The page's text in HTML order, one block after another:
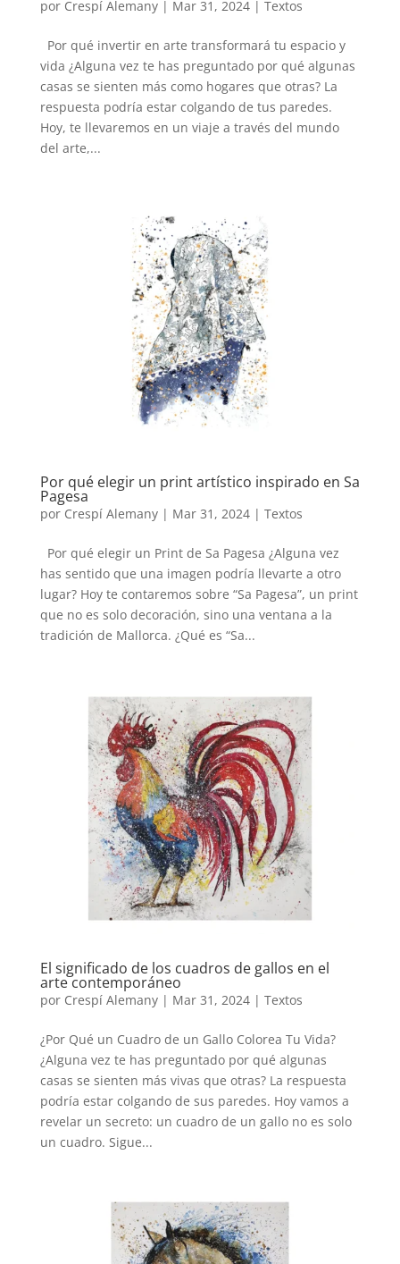
por Crespí Alemany| Mar 31, 2024| Textos
Por qué invertir en arte transformará tu espacio y
vida ¿Alguna vez te has preguntado por qué algunas
casas se sienten más como hogares que otras? La
respuesta podría estar colgando de tus paredes.
Hoy, te llevaremos en un viaje a través del mundo
del arte,...
Por qué elegir un print artístico inspirado en Sa
Pagesa
por Crespí Alemany| Mar 31, 2024| Textos
Por qué elegir un Print de Sa Pagesa ¿Alguna vez
has sentido que una imagen podría llevarte a otro
lugar? Hoy te contaremos sobre “Sa Pagesa”, un print
que no es solo decoración, sino una ventana a la
tradición de Mallorca. ¿Qué es “Sa...
El significado de los cuadros de gallos en el
arte contemporáneo
por Crespí Alemany| Mar 31, 2024| Textos
¿Por Qué un Cuadro de un Gallo Colorea Tu Vida?
¿Alguna vez te has preguntado por qué algunas
casas se sienten más vivas que otras? La respuesta
podría estar colgando de sus paredes. Hoy vamos a
revelar un secreto: un cuadro de un gallo no es solo
un cuadro. Sigue...